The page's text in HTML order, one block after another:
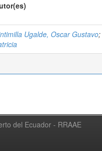
Ugalde, Oscar Gustavo;
del Ecuador - RRAAE